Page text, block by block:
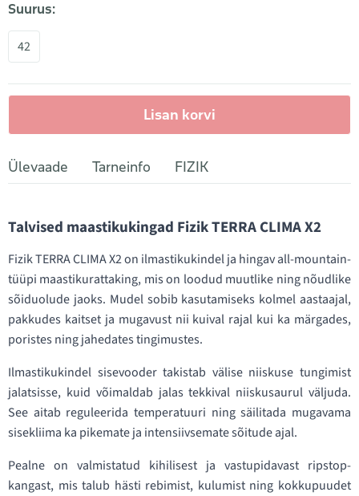
Suurus:
42
Lisan korvi
Ülevaade Tarneinfo FIZIK
Talvised maastikukingad Fizik TERRA CLIMA X2
Fizik TERRA CLIMA X2 on ilmastikukindel ja hingav all-mountain-
tüüpi maastikurattaking, mis on loodud muutlike ning nõudlike
sõiduolude jaoks. Mudel sobib kasutamiseks kolmel aastaajal,
pakkudes kaitset ja mugavust nii kuival rajal kui ka märgades,
poristes ning jahedates tingimustes.
Ilmastikukindel sisevooder takistab välise niiskuse tungimist
jalatsisse, kuid võimaldab jalas tekkival niiskusaurul väljuda.
See aitab reguleerida temperatuuri ning säilitada mugavama
sisekliima ka pikemate ja intensiivsemate sõitude ajal.
Pealne on valmistatud kihilisest ja vastupidavast ripstop-
kangast, mis talub hästi rebimist, kulumist ning kokkupuudet